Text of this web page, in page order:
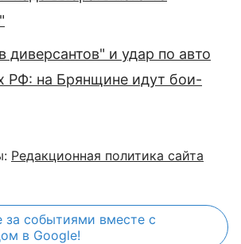
диверсантов" и удар по авто
РФ: на Брянщине идут бои-
Редакционная политика сайта
за событиями вместе с
в Google!